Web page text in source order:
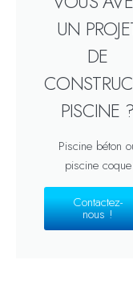
UN
DE
PISCINE ?
Piscine béton
piscine coque
Contactez-
nous !